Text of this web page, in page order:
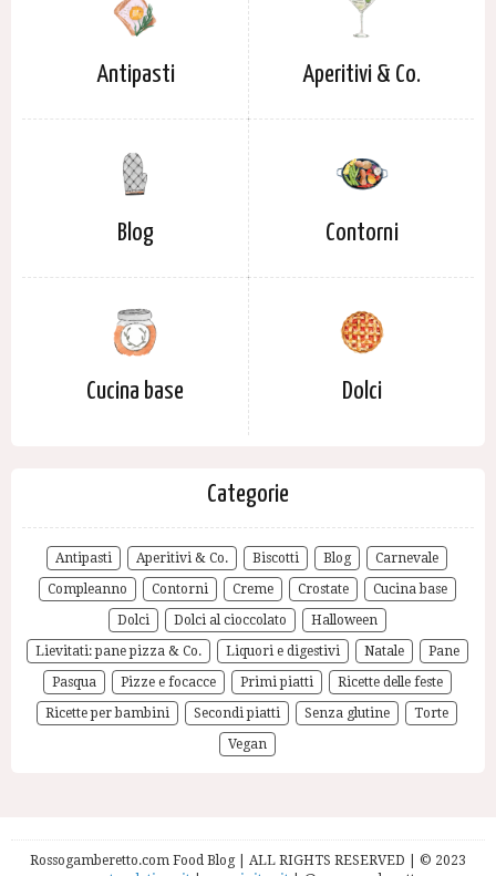
Antipasti Aperitivi & Co.
Blog Contorni
Cucina base Dolci
Categorie
Antipasti Aperitivi & Co. Biscotti Blog
Carnevale
Compleanno
Contorni Creme Crostate
Cucina base
Dolci
Dolci al cioccolato
Halloween
Lievitati: pane pizza & Co.
Liquori e digestivi Natale
Pane
Pasqua
Pizze e focacce Primi piatti
Ricette delle feste
Ricette per bambini
Secondi piatti Senza glutine
Torte
Vegan
Rossogamberetto.com Food Blog | ALL RIGHTS RESERVED | © 2023